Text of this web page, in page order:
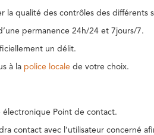
qualité des contrôles des différents
permanence 24h/24 et 7jours/7.
un délit.
à la police locale de votre choix.
électronique Point de contact.
contact avec l’utilisateur concerné